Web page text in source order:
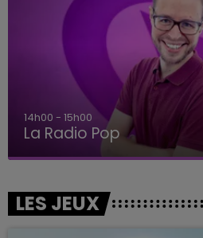
14h00 - 15h00
La Radio Pop
LES JEUX